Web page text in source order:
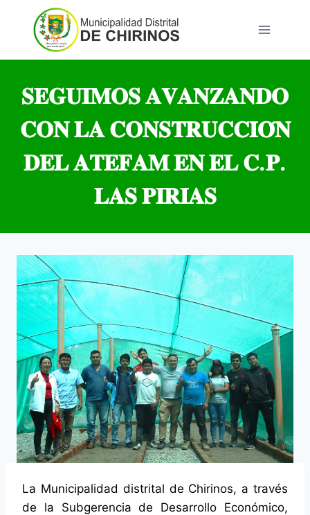
contenido
𝐒𝐄𝐆𝐔𝐈𝐌𝐎𝐒 𝐀𝐕𝐀𝐍𝐙𝐀𝐍𝐃𝐎
𝐂𝐎𝐍 𝐋𝐀 𝐂𝐎𝐍𝐒𝐓𝐑𝐔𝐂𝐂𝐈𝐎́𝐍
𝐃𝐄𝐋 𝐀𝐓𝐄𝐅𝐀𝐌 𝐄𝐍 𝐄𝐋 𝐂.𝐏.
𝐋𝐀𝐒 𝐏𝐈𝐑𝐈𝐀𝐒
La Municipalidad distrital de Chirinos, a través
de la Subgerencia de Desarrollo Económico,